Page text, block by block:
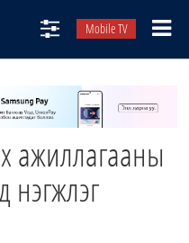
Mobile TV
ажиллагааны
нэгжлэг